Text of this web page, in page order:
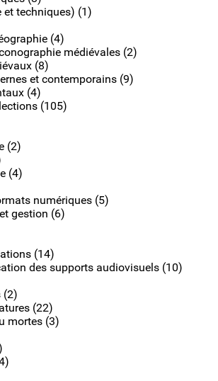
et techniques) (1)
(4)
médiévales (2)
(8)
et contemporains (9)
(4)
(105)
(2)
(4)
numériques (5)
gestion (6)
(14)
des supports audiovisuels (10)
(2)
(22)
mortes (3)